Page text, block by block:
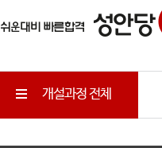
개설과정 전체